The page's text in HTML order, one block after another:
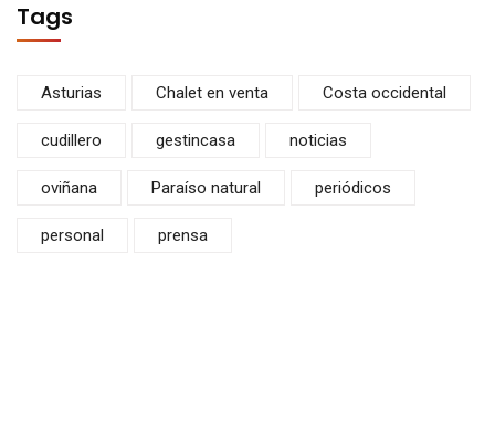
Tags
Asturias Chalet en venta Costa occidental
cudillero gestincasa noticias
oviñana Paraíso natural periódicos
personal prensa